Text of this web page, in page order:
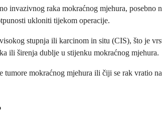
invazivnog raka mokraćnog mjehura,
ukloniti tijekom operacije.
stupnja ili karcinom in situ (CIS), što je
ili širenja dublje u stijenku mokraćnog mjehura.
mokraćnog mjehura ili čiji se rak vratio